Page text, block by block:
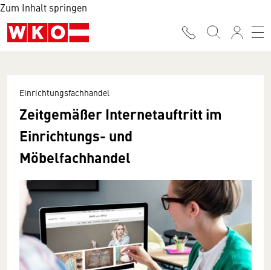
Zum Inhalt springen
Einrichtungsfachhandel
Zeitgemäßer Internetauftritt im
Einrichtungs- und
Möbelfachhandel